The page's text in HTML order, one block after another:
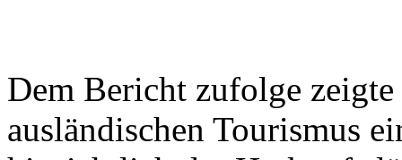
Dem Bericht zufolge
ausländischen Tourismus